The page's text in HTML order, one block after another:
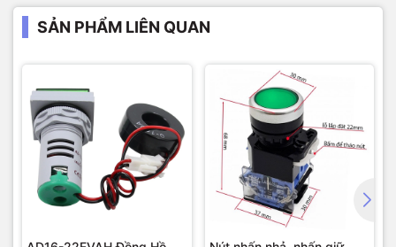
SẢN PHẨM LIÊN QUAN